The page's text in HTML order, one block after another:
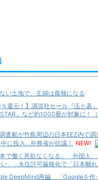
い土地で、主婦は孤独になる
％還元！】講談社セール『伍と碁
STAR』など約1000冊が対象に！（
査船が竹島周辺の日本EEZ内で調
に投入…外務省が抗議！
NEW!
本で働く意欲なくなる」 外国人
い」…永住許可厳格化で「日本離
DeepMind再編 「Googleを作